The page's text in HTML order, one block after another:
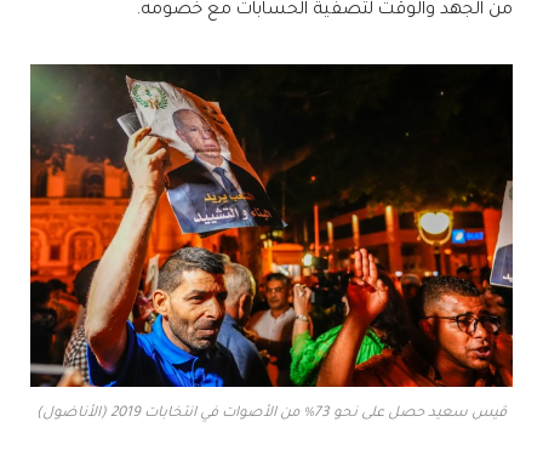
من الجهد والوقت لتصفية الحسابات مع خصومه.
قيس سعيد حصل على نحو 73% من الأصوات في انتخابات 2019 (الأناضول)